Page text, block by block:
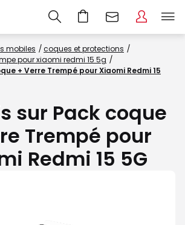
mobiles
coques et protections
pour xiaomi redmi 15 5g
+ Verre Trempé pour Xiaomi Redmi 15
sur Pack coque
Trempé pour
Redmi 15 5G